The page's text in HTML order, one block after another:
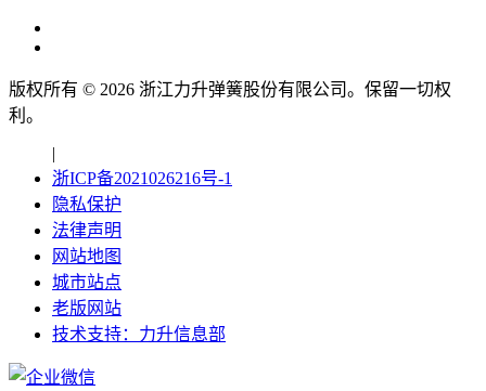
版权所有 © 2026 浙江力升弹簧股份有限公司。保留一切权
利。
|
浙ICP备2021026216号-1
隐私保护
法律声明
网站地图
城市站点
老版网站
技术支持：力升信息部